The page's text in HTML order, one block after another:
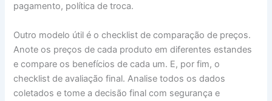
pagamento, política de troca.
Outro modelo útil é o checklist de comparação de preços.
Anote os preços de cada produto em diferentes estandes
e compare os benefícios de cada um. E, por fim, o
checklist de avaliação final. Analise todos os dados
coletados e tome a decisão final com segurança e